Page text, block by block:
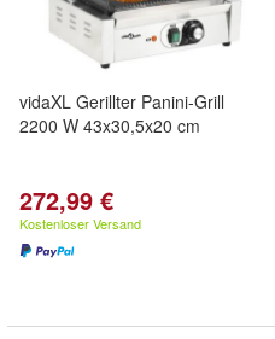
vidaXL Gerillter Panini-Grill
2200 W 43x30,5x20 cm
272,99 €
Kostenloser Versand